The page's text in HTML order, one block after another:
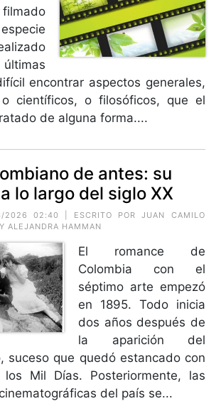
filmado
encontrar aspectos generales,
científicos, o filosóficos, que el
de alguna forma....
de antes: su
lo largo del siglo XX
2026 02:40 | ESCRITO POR JUAN CAMILO
ALEJANDRA HAMMAN
El romance de
Colombia con el
séptimo arte empezó
en 1895. Todo inicia
dos años después de
la aparición del
suceso que quedó estancado con
Mil Días. Posteriormente, las
del país se...